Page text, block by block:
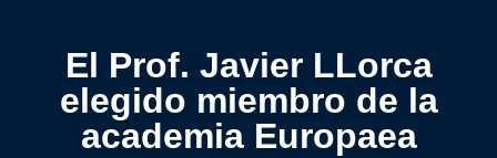
El Prof. Javier LLorca
elegido miembro de la
academia Europaea